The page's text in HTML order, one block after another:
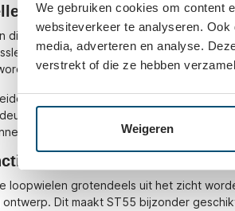
We gebruiken cookies om content
websiteverkeer te analyseren.
media, adverteren en analyse.
verstrekt of die ze hebben
Weigeren
montage
dit systeem is de
van 8 mm breed en 6 mm diep,
worden verzonken gemonteerd met
Dit zorgt voor een strakke afwerking
maatwerkprojecten.
verwerkt
loopwielen grotendeels uit het zicht
ontwerp. Dit maakt ST55 bijzonder